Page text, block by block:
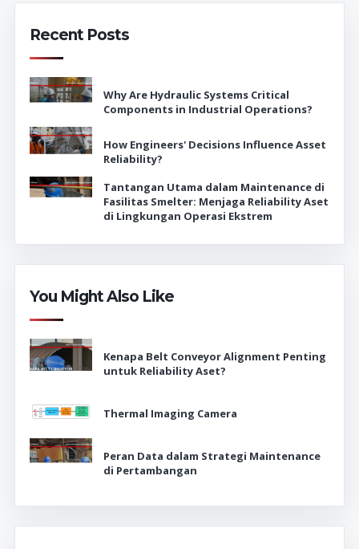
Recent Posts
Why Are Hydraulic Systems Critical
Components in Industrial Operations?
How Engineers' Decisions Influence Asset
Reliability?
Tantangan Utama dalam Maintenance di
Fasilitas Smelter: Menjaga Reliability Aset
di Lingkungan Operasi Ekstrem
You Might Also Like
Kenapa Belt Conveyor Alignment Penting
untuk Reliability Aset?
Thermal Imaging Camera
Peran Data dalam Strategi Maintenance
di Pertambangan